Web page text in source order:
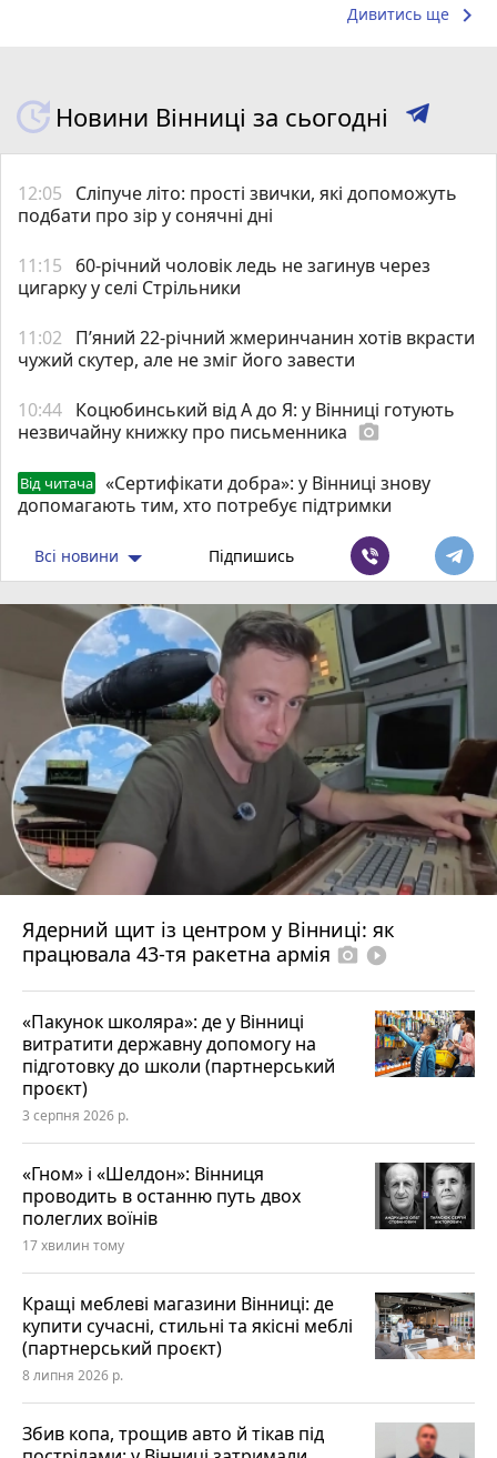
Дивитись ще keyboard_arrow_right
Новини Вінниці за сьогодні
12:05
Сліпуче літо: прості звички, які допоможуть
подбати про зір у сонячні дні
11:15
60-річний чоловік ледь не загинув через
цигарку у селі Стрільники
11:02
П’яний 22-річний жмеринчанин хотів вкрасти
чужий скутер, але не зміг його завести
10:44 Коцюбинський від А до Я: у Вінниці готують
незвичайну книжку про письменника photo_camera
Від читача
«Сертифікати добра»: у Вінниці знову
допомагають тим, хто потребує підтримки
Всі новини Підпишись
Ядерний щит із центром у Вінниці: як
працювала 43-тя ракетна армія photo_camera play_circle_filled
«Пакунок школяра»: де у Вінниці
витратити державну допомогу на
підготовку до школи (партнерський
проєкт)
3 серпня 2026 р.
«Гном» і «Шелдон»: Вінниця
проводить в останню путь двох
полеглих воїнів
17 хвилин тому
Кращі меблеві магазини Вінниці: де
купити сучасні, стильні та якісні меблі
(партнерський проєкт)
8 липня 2026 р.
Збив копа, трощив авто й тікав під